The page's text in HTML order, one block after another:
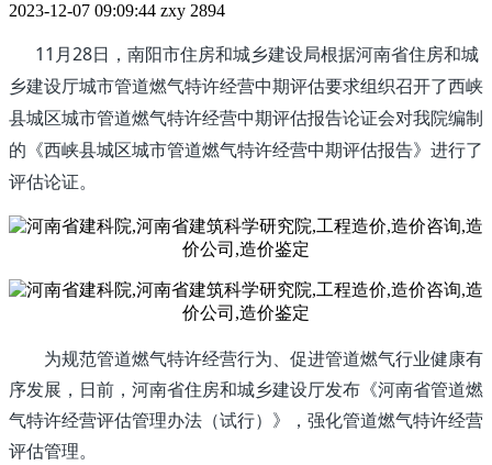
2023-12-07 09:09:44 zxy 2894
11月28日，南阳市住房和城乡建设局根据河南省住房和城
乡建设厅城市管道燃气特许经营中期评估要求组织召开了西峡
县城区城市管道燃气特许经营中期评估报告论证会对我院编制
的《西峡县城区城市管道燃气特许经营中期评估报告》进行了
评估论证。
为规范管道燃气特许经营行为、促进管道燃气行业健康有
序发展，日前，河南省住房和城乡建设厅发布《河南省管道燃
气特许经营评估管理办法（试行）》，强化管道燃气特许经营
评估管理。